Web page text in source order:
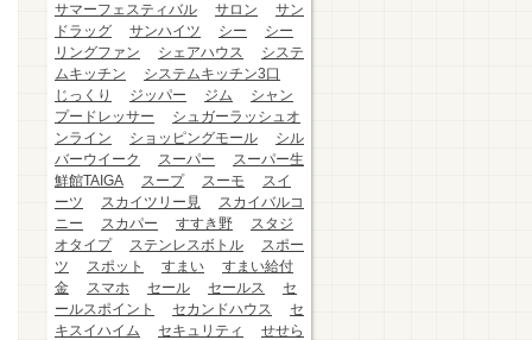
サマーフェスティバル
サロン
サン
ドラッグ
サンハイツ シー
シー
リングファン
シェアハウス
システ
ムキッチン
システムキッチン3口
じっくり
ジッパー ジム
シャン
プードレッサー
シュガーラッシュオ
ンライン
ショッピングモール
シル
バーウイーク
スーパー
スーパー生
鮮館TAIGA
スープ スーモ
スイ
ーツ
スカイツリー見
スカイバルコ
ニー
スカパー すすき野
スタジ
オタイプ
ステンレスボトル
スポー
ツ
スポット すまい
すまい給付
金
スマホ セール セールス
セ
ールスポイント
セカンドハウス
セ
キスイハイム
セキュリティ
せせら